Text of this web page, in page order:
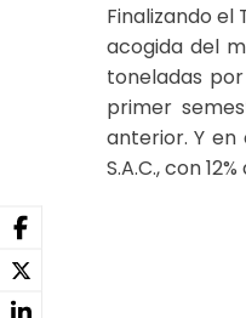
Finalizando
acogida del
toneladas
primer
anterior. Y
S.A.C., con